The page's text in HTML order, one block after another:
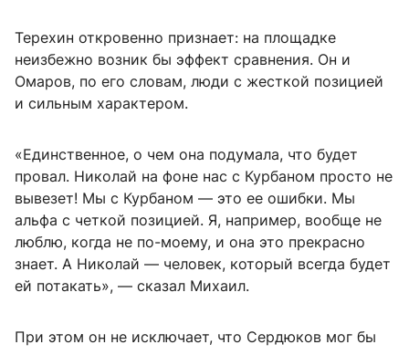
Терехин откровенно признает: на площадке
неизбежно возник бы эффект сравнения. Он и
Омаров, по его словам, люди с жесткой позицией
и сильным характером.
«Единственное, о чем она подумала, что будет
провал. Николай на фоне нас с Курбаном просто не
вывезет! Мы с Курбаном — это ее ошибки. Мы
альфа с четкой позицией. Я, например, вообще не
люблю, когда не по-моему, и она это прекрасно
знает. А Николай — человек, который всегда будет
ей потакать», — сказал Михаил.
При этом он не исключает, что Сердюков мог бы